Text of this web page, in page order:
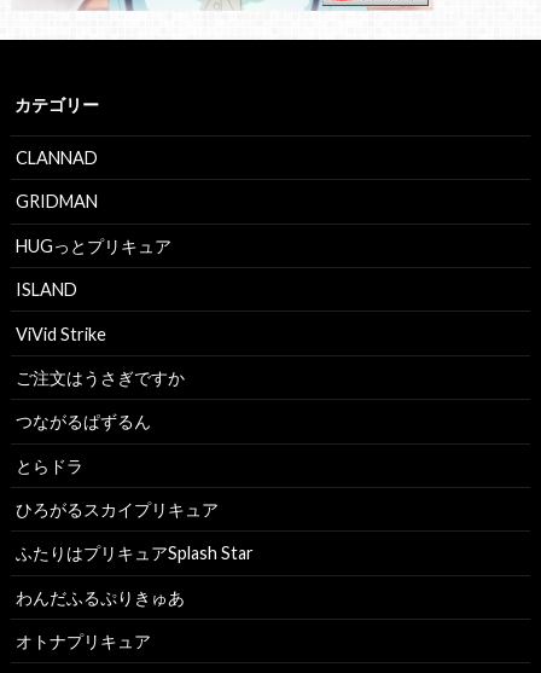
カテゴリー
CLANNAD
GRIDMAN
HUGっとプリキュア
ISLAND
ViVid Strike
ご注文はうさぎですか
つながるぱずるん
とらドラ
ひろがるスカイプリキュア
ふたりはプリキュアSplash Star
わんだふるぷりきゅあ
オトナプリキュア